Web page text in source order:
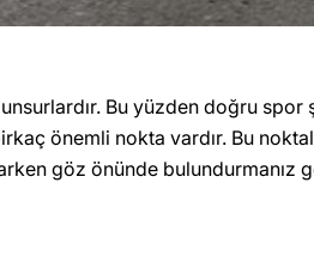
Bu yüzden doğru
önemli nokta vardır. Bu
göz önünde bulundurmanız